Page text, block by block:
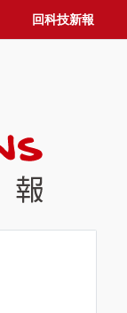
回科技新報